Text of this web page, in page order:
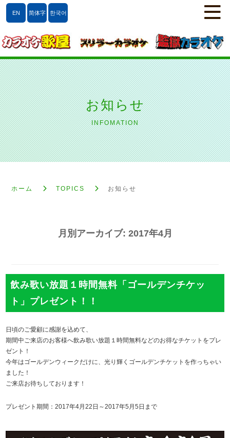
EN 简体字 한국어
お知らせ
INFOMATION
ホーム TOPICS お知らせ
月別アーカイブ: 2017年4月
飲み歌い放題１時間無料「ゴールデンチケッ
ト」プレゼント！！
日頃のご愛顧に感謝を込めて、
期間中ご来店のお客様へ飲み歌い放題１時間無料などのお得なチケットをプレ
ゼント！
今年はゴールデンウィークだけに、光り輝くゴールデンチケットを作っちゃい
ました！
ご来店お待ちしております！
プレゼント期間：2017年4月22日～2017年5月5日まで